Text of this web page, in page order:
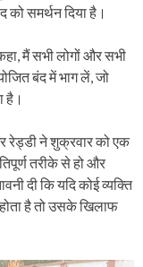
समर्थन दिया है।
मैं सभी लोगों और सभी
बंद में भाग लें, जो
है।
रेड्डी ने शुक्रवार को एक
तरीके से हो और
दी कि यदि कोई व्यक्ति
है तो उसके खिलाफ